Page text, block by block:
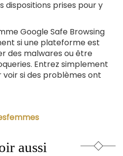
dispositions prises pour y
Google Safe Browsing
si une plateforme est
des malwares ou être
Entrez simplement
voir si des problèmes ont
aussi